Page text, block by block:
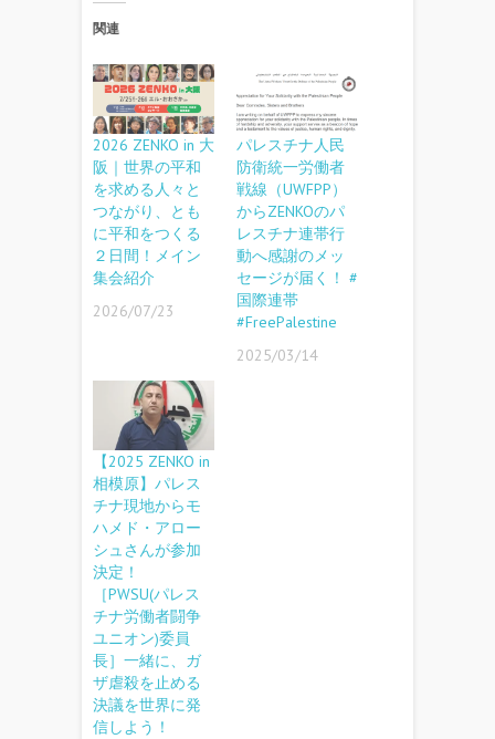
関連
2026 ZENKO in 大
阪｜世界の平和
を求める人々と
つながり、とも
に平和をつくる
２日間！メイン
集会紹介
2026/07/23
パレスチナ人民
防衛統一労働者
戦線（UWFPP）
からZENKOのパ
レスチナ連帯行
動へ感謝のメッ
セージが届く！ #
国際連帯
#FreePalestine
2025/03/14
【2025 ZENKO in
相模原】パレス
チナ現地からモ
ハメド・アロー
シュさんが参加
決定！
［PWSU(パレス
チナ労働者闘争
ユニオン)委員
長］一緒に、ガ
ザ虐殺を止める
決議を世界に発
信しよう！